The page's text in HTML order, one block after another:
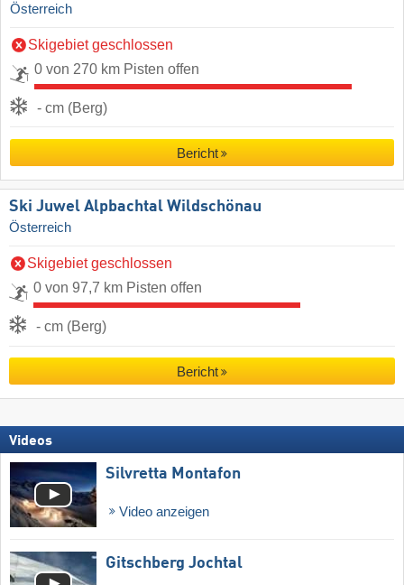
Österreich
Skigebiet geschlossen
0 von 270 km Pisten offen
- cm (Berg)
Bericht
Ski Juwel Alpbachtal Wildschönau
Österreich
Skigebiet geschlossen
0 von 97,7 km Pisten offen
- cm (Berg)
Bericht
Videos
Silvretta Montafon
Video anzeigen
Gitschberg Jochtal